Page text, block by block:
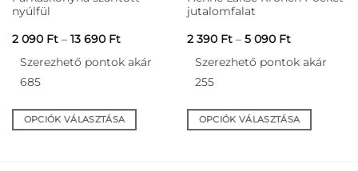
nyúlfül
2 090 Ft – 13 690 FtÁrtartomány:
090 Ft
-
Szerezhető pontok akár
685
OPCIÓK VÁLASZTÁSA
jutalomfalat
2 390 Ft – 5 090 Ft
390 Ft
-
Szerezhető pontok akár
255
OPCIÓK VÁLASZTÁSA